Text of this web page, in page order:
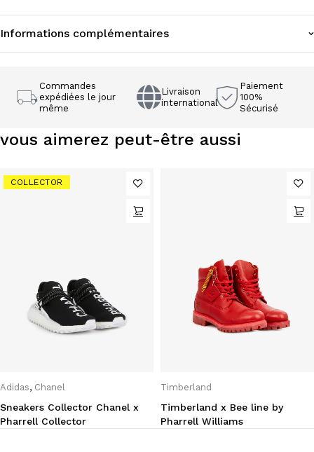
Informations complémentaires
Commandes
expédiées le jour
même
Livraison
international
Paiement
100%
Sécurisé
vous aimerez peut-être aussi
COLLECTOR
Adidas, Chanel
Sneakers Collector Chanel x
Pharrell Collector
Timberland
Timberland x Bee line by
Pharrell Williams